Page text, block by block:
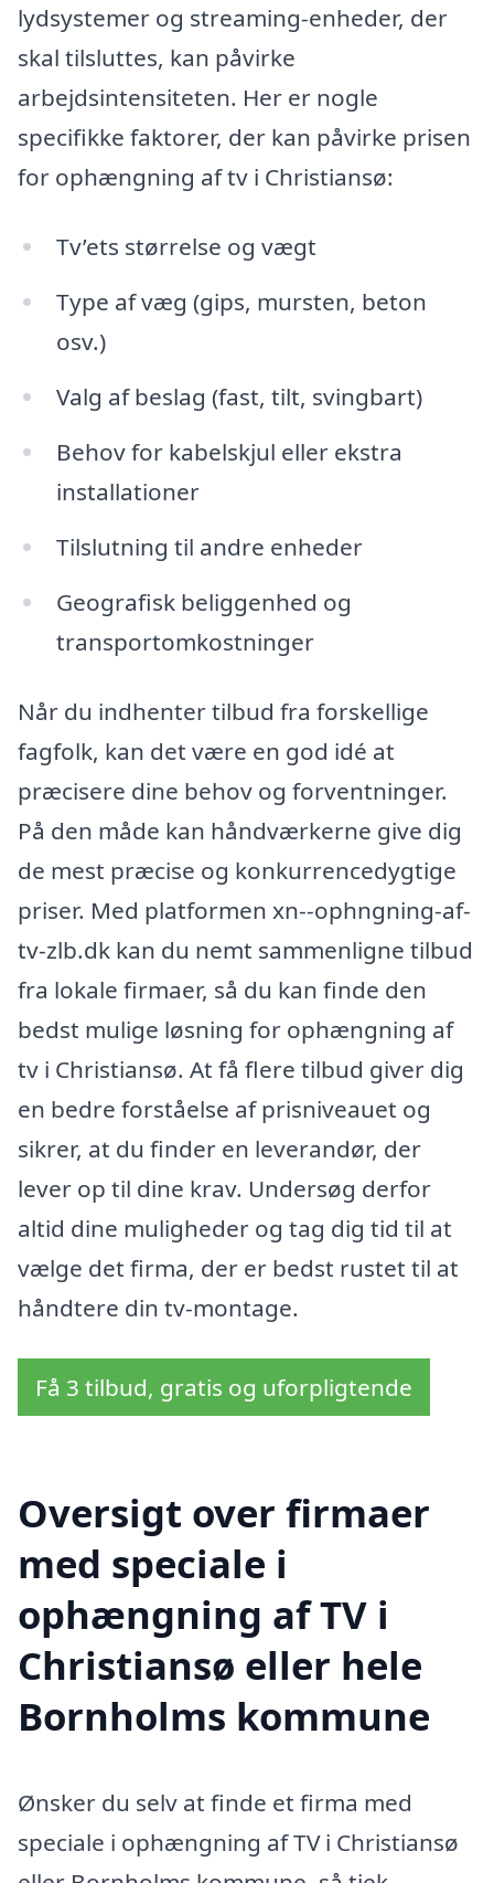
lydsystemer og streaming-enheder, der
skal tilsluttes, kan påvirke
arbejdsintensiteten. Her er nogle
specifikke faktorer, der kan påvirke prisen
for ophængning af tv i Christiansø:
Tv’ets størrelse og vægt
Type af væg (gips, mursten, beton
osv.)
Valg af beslag (fast, tilt, svingbart)
Behov for kabelskjul eller ekstra
installationer
Tilslutning til andre enheder
Geografisk beliggenhed og
transportomkostninger
Når du indhenter tilbud fra forskellige
fagfolk, kan det være en god idé at
præcisere dine behov og forventninger.
På den måde kan håndværkerne give dig
de mest præcise og konkurrencedygtige
priser. Med platformen xn--ophngning-af-
tv-zlb.dk kan du nemt sammenligne tilbud
fra lokale firmaer, så du kan finde den
bedst mulige løsning for ophængning af
tv i Christiansø. At få flere tilbud giver dig
en bedre forståelse af prisniveauet og
sikrer, at du finder en leverandør, der
lever op til dine krav. Undersøg derfor
altid dine muligheder og tag dig tid til at
vælge det firma, der er bedst rustet til at
håndtere din tv-montage.
Få 3 tilbud, gratis og uforpligtende
Oversigt over firmaer
med speciale i
ophængning af TV i
Christiansø eller hele
Bornholms kommune
Ønsker du selv at finde et firma med
speciale i ophængning af TV i Christiansø